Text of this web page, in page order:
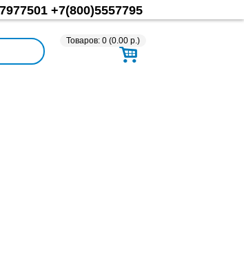
+7(800)5557795
Товаров: 0 (0.00 р.)